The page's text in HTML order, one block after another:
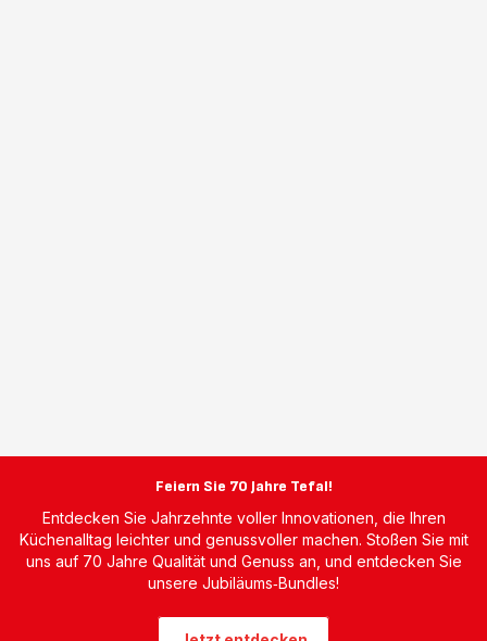
Feiern Sie 70 Jahre Tefal!
Entdecken Sie Jahrzehnte voller Innovationen, die Ihren
Küchenalltag leichter und genussvoller machen. Stoßen Sie mit
uns auf 70 Jahre Qualität und Genuss an, und entdecken Sie
unsere Jubiläums‑Bundles!